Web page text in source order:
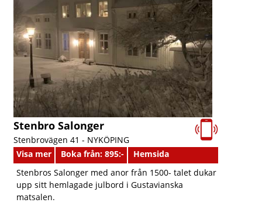
Stenbro Salonger
Stenbrovägen 41 - NYKÖPING
Visa mer
Boka från: 895:-
Hemsida
Stenbros Salonger med anor från 1500- talet dukar
upp sitt hemlagade julbord i Gustavianska
matsalen.